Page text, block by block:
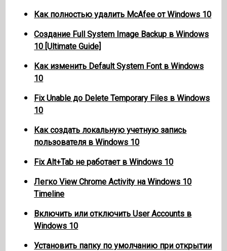
Как полностью удалить McAfee от Windows 10
Создание Full System Image Backup в Windows
10 [Ultimate Guide]
Как изменить Default System Font в Windows
10
Fix Unable до Delete Temporary Files в Windows
10
Как создать локальную учетную запись
пользователя в Windows 10
Fix Alt+Tab не работает в Windows 10
Легко View Chrome Activity на Windows 10
Timeline
Включить или отключить User Accounts в
Windows 10
Установить папку по умолчанию при открытии